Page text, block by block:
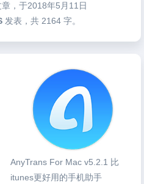
，于2018年5月11日
发表，共 2164 字。
AnyTrans For Mac v5.2.1 比
itunes更好用的手机助手